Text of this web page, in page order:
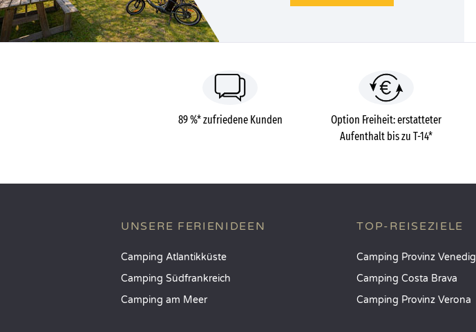
89 %* zufriedene Kunden
Option Freiheit: erstatteter
Aufenthalt bis zu T-14*
UNSERE FERIENIDEEN
Camping Atlantikküste
Camping Südfrankreich
Camping am Meer
TOP-REISEZIELE
Camping Provinz Venedig
Camping Costa Brava
Camping Provinz Verona